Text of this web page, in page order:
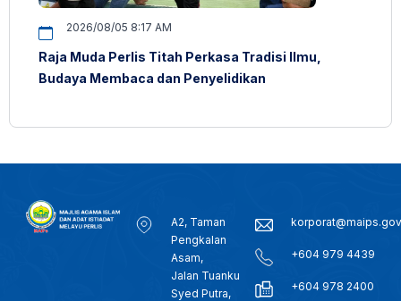
2026/08/05 8:17 AM
Raja Muda Perlis Titah Perkasa Tradisi Ilmu,
Budaya Membaca dan Penyelidikan
A2, Taman
Pengkalan
Asam,
Jalan Tuanku
Syed Putra,
+604 979 4439
+604 978 2400